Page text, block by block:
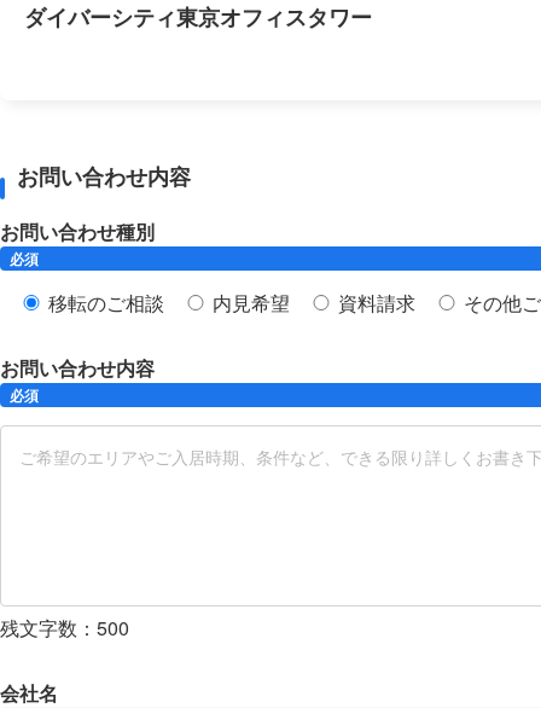
ダイバーシティ東京オフィスタワー
お問い合わせ内容
お問い合わせ種別
必須
移転のご相談 内見希望 資料請求 その他
お問い合わせ内容
必須
残文字数： 500
会社名